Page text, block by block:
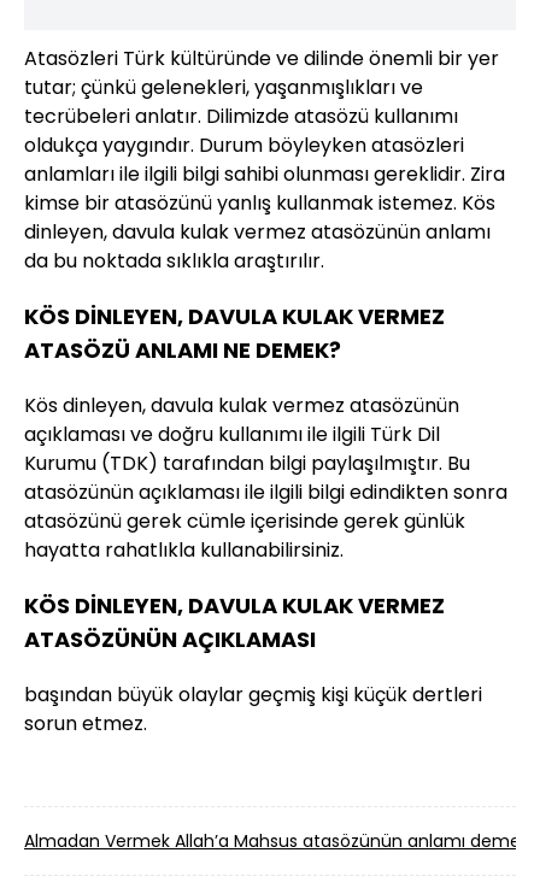
Atasözleri Türk kültüründe ve dilinde önemli bir yer
tutar; çünkü gelenekleri, yaşanmışlıkları ve
tecrübeleri anlatır. Dilimizde atasözü kullanımı
oldukça yaygındır. Durum böyleyken atasözleri
anlamları ile ilgili bilgi sahibi olunması gereklidir. Zira
kimse bir atasözünü yanlış kullanmak istemez. Kös
dinleyen, davula kulak vermez atasözünün anlamı
da bu noktada sıklıkla araştırılır.
KÖS DİNLEYEN, DAVULA KULAK VERMEZ
ATASÖZÜ ANLAMI NE DEMEK?
Kös dinleyen, davula kulak vermez atasözünün
açıklaması ve doğru kullanımı ile ilgili Türk Dil
Kurumu (TDK) tarafından bilgi paylaşılmıştır. Bu
atasözünün açıklaması ile ilgili bilgi edindikten sonra
atasözünü gerek cümle içerisinde gerek günlük
hayatta rahatlıkla kullanabilirsiniz.
KÖS DİNLEYEN, DAVULA KULAK VERMEZ
ATASÖZÜNÜN AÇIKLAMASI
başından büyük olaylar geçmiş kişi küçük dertleri
sorun etmez.
Almadan Vermek Allah’a Mahsus atasözünün anlamı demek?